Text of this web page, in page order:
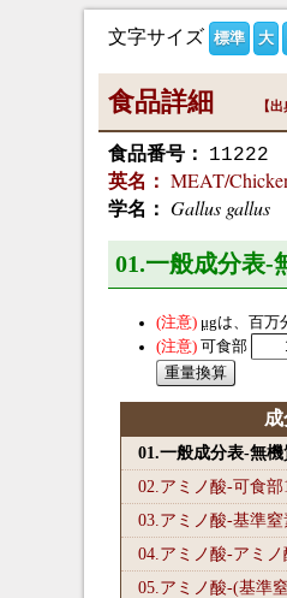
文字サイズ 標準 大
食品詳細 【
食品番号： 11222
英名： MEAT/
学名： Gallus gallus
01.一般成分表-
μgは、百万
可食部
01.一般成分表-無
02.アミノ酸-可食部
03.アミノ酸-基準窒
04.アミノ酸-アミ
05.アミノ酸-(基準